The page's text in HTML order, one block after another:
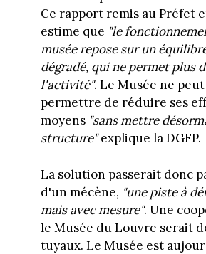
Ce rapport remis au Préfet
estime que "le
musée repose sur un
dégradé, qui ne permet plus
l'activité". Le Musée ne peut
permettre de réduire ses
moyens "sans mettre
structure"explique la DGFP.
La solution passerait donc
d'un mécène, "une piste à
mais avec mesure". Une
le Musée du Louvre serait
tuyaux. Le Musée est